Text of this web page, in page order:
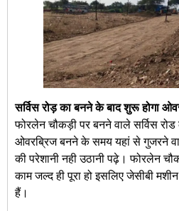
सर्विस रोड़ का बनने के बाद शुरू होगा
फोरलेन चौकड़ी पर बनने वाले सर्विस रोड
ओवरब्रिज बनने के समय यहां से गुजरने
की परेशानी नही उठानी पढ़े। फोरलेन
काम जल्द ही पूरा हो इसलिए जेसीबी
हैं।